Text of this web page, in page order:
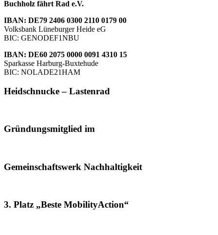
Buchholz fährt Rad e.V.
IBAN: DE79 2406 0300 2110 0179 00
Volksbank Lüneburger Heide eG
BIC: GENODEF1NBU
IBAN: DE60 2075 0000 0091 4310 15
Sparkasse Harburg-Buxtehude
BIC: NOLADE21HAM
Heidschnucke – Lastenrad
Gründungsmitglied im
Gemeinschaftswerk Nachhaltigkeit
3. Platz „Beste MobilityAction“